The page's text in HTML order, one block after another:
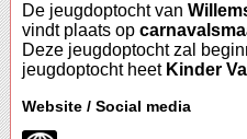
De jeugdoptocht van
vindt plaats op
Deze jeugdoptocht zal
jeugdoptocht heet Kinder
Website / Social media